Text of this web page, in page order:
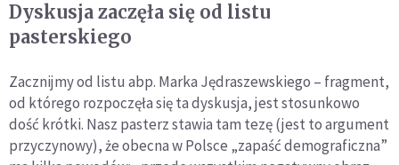
Dyskusja zaczęła się od listu
pasterskiego
Zacznijmy od listu abp. Marka Jędraszewskiego – fragment,
od którego rozpoczęła się ta dyskusja, jest stosunkowo
dość krótki. Nasz pasterz stawia tam tezę (jest to argument
przyczynowy), że obecna w Polsce „zapaść demograficzna”